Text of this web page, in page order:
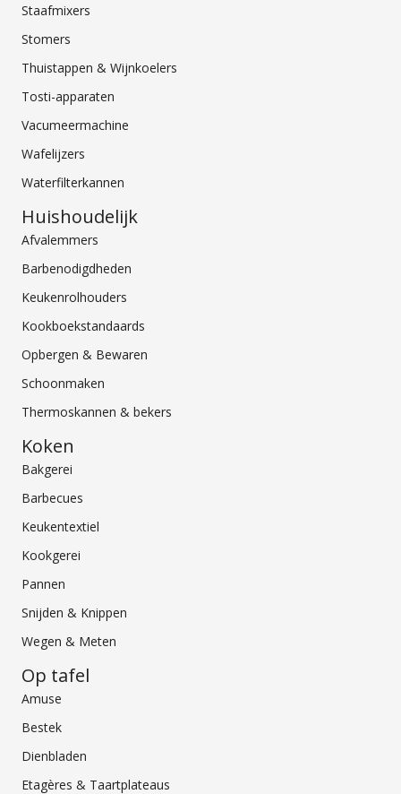
Staafmixers
Stomers
Thuistappen & Wijnkoelers
Tosti-apparaten
Vacumeermachine
Wafelijzers
Waterfilterkannen
Huishoudelijk
Afvalemmers
Barbenodigdheden
Keukenrolhouders
Kookboekstandaards
Opbergen & Bewaren
Schoonmaken
Thermoskannen & bekers
Koken
Bakgerei
Barbecues
Keukentextiel
Kookgerei
Pannen
Snijden & Knippen
Wegen & Meten
Op tafel
Amuse
Bestek
Dienbladen
Etagères & Taartplateaus